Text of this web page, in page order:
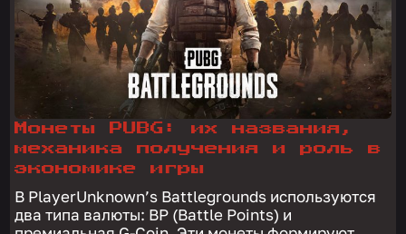
Монеты PUBG: их названия,
механика получения и роль в
экономике игры
В PlayerUnknown’s Battlegrounds используются
два типа валюты: BP (Battle Points) и